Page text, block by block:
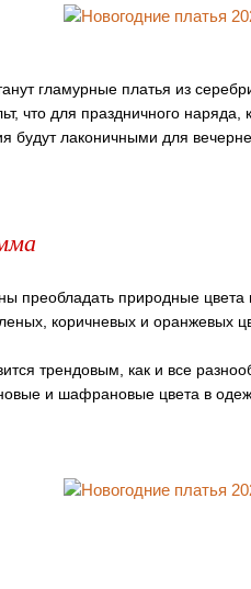
гламурные платья из
что для праздничного
будут лаконичными для
преобладать природные цвета
коричневых и оранжевых
трендовым, как и все
и шафрановые цвета в